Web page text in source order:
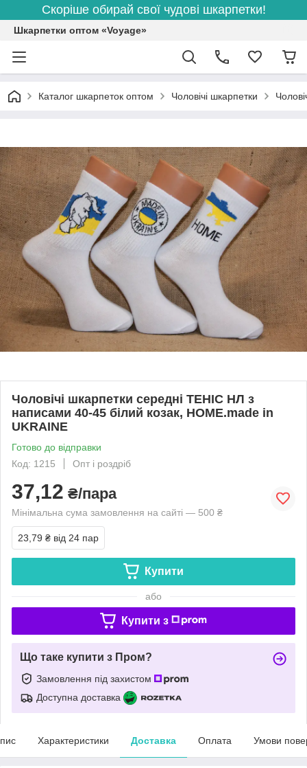
Скоріше обирай свої чудові шкарпетки!
Шкарпетки оптом «Voyage»
Каталог шкарпеток оптом Чоловічі шкарпетки
Чоловічі шкарпетки середні ТЕНІС НЛ з
написами 40-45 білий козак, HOME.made in
UKRAINE
Готово до відправки
Код: 1215
Опт і роздріб
37,12 ₴/пара
Мінімальна сума замовлення на сайті — 500 ₴
23,79 ₴ від 24 пар
Купити
або
Купити з
Що таке купити з Пром?
Замовлення під захистом
Доступна доставка
Характеристики Доставка Оплата Умови